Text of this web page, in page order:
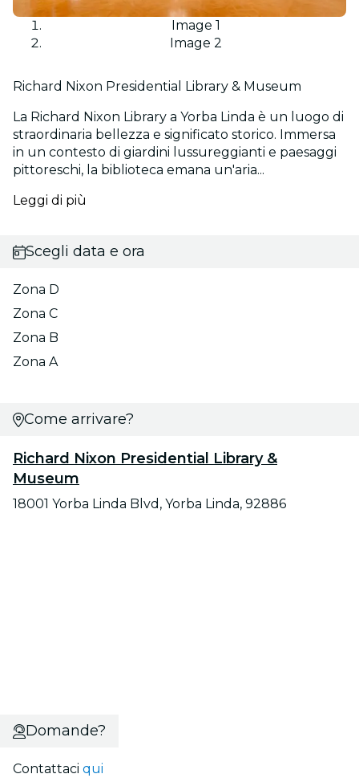
Image 1
Image 2
Richard Nixon Presidential Library & Museum
La Richard Nixon Library a Yorba Linda è un luogo di
straordinaria bellezza e significato storico. Immersa
in un contesto di giardini lussureggianti e paesaggi
pittoreschi, la biblioteca emana un'aria...
Leggi di più
Scegli data e ora
Zona D
Zona C
Zona B
Zona A
Come arrivare?
Richard Nixon Presidential Library &
Museum
18001 Yorba Linda Blvd, Yorba Linda, 92886
Domande?
Contattaci qui